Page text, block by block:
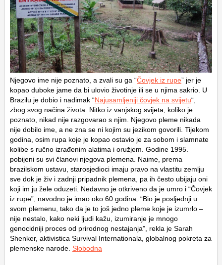
Njegovo ime nije poznato, a zvali su ga “Čovjek iz rupe” jer je
kopao duboke jame da bi ulovio životinje ili se u njima sakrio. U
Brazilu je dobio i nadimak “Najusamljeniji čovjek na svijetu“,
zbog svog načina života. Nitko iz vanjskog svijeta, koliko je
poznato, nikad nije razgovarao s njim. Njegovo pleme nikada
nije dobilo ime, a ne zna se ni kojim su jezikom govorili. Tijekom
godina, osim rupa koje je kopao ostavio je za sobom i slamnate
kolibe s ručno izrađenim alatima i oružjem. Godine 1995.
pobijeni su svi članovi njegova plemena. Naime, prema
brazilskom ustavu, starosjedioci imaju pravo na vlastitu zemlju
sve dok je živ i zadnji pripadnik plemena, pa ih često ubijaju oni
koji im ju žele oduzeti. Nedavno je otkriveno da je umro i “Čovjek
iz rupe”, navodno je imao oko 60 godina. “Bio je posljednji u
svom plemenu, tako da je to još jedno pleme koje je izumrlo –
nije nestalo, kako neki ljudi kažu, izumiranje je mnogo
genocidniji proces od prirodnog nestajanja”, rekla je Sarah
Shenker, aktivistica Survival Internationala, globalnog pokreta za
plemenske narode. Slobodna